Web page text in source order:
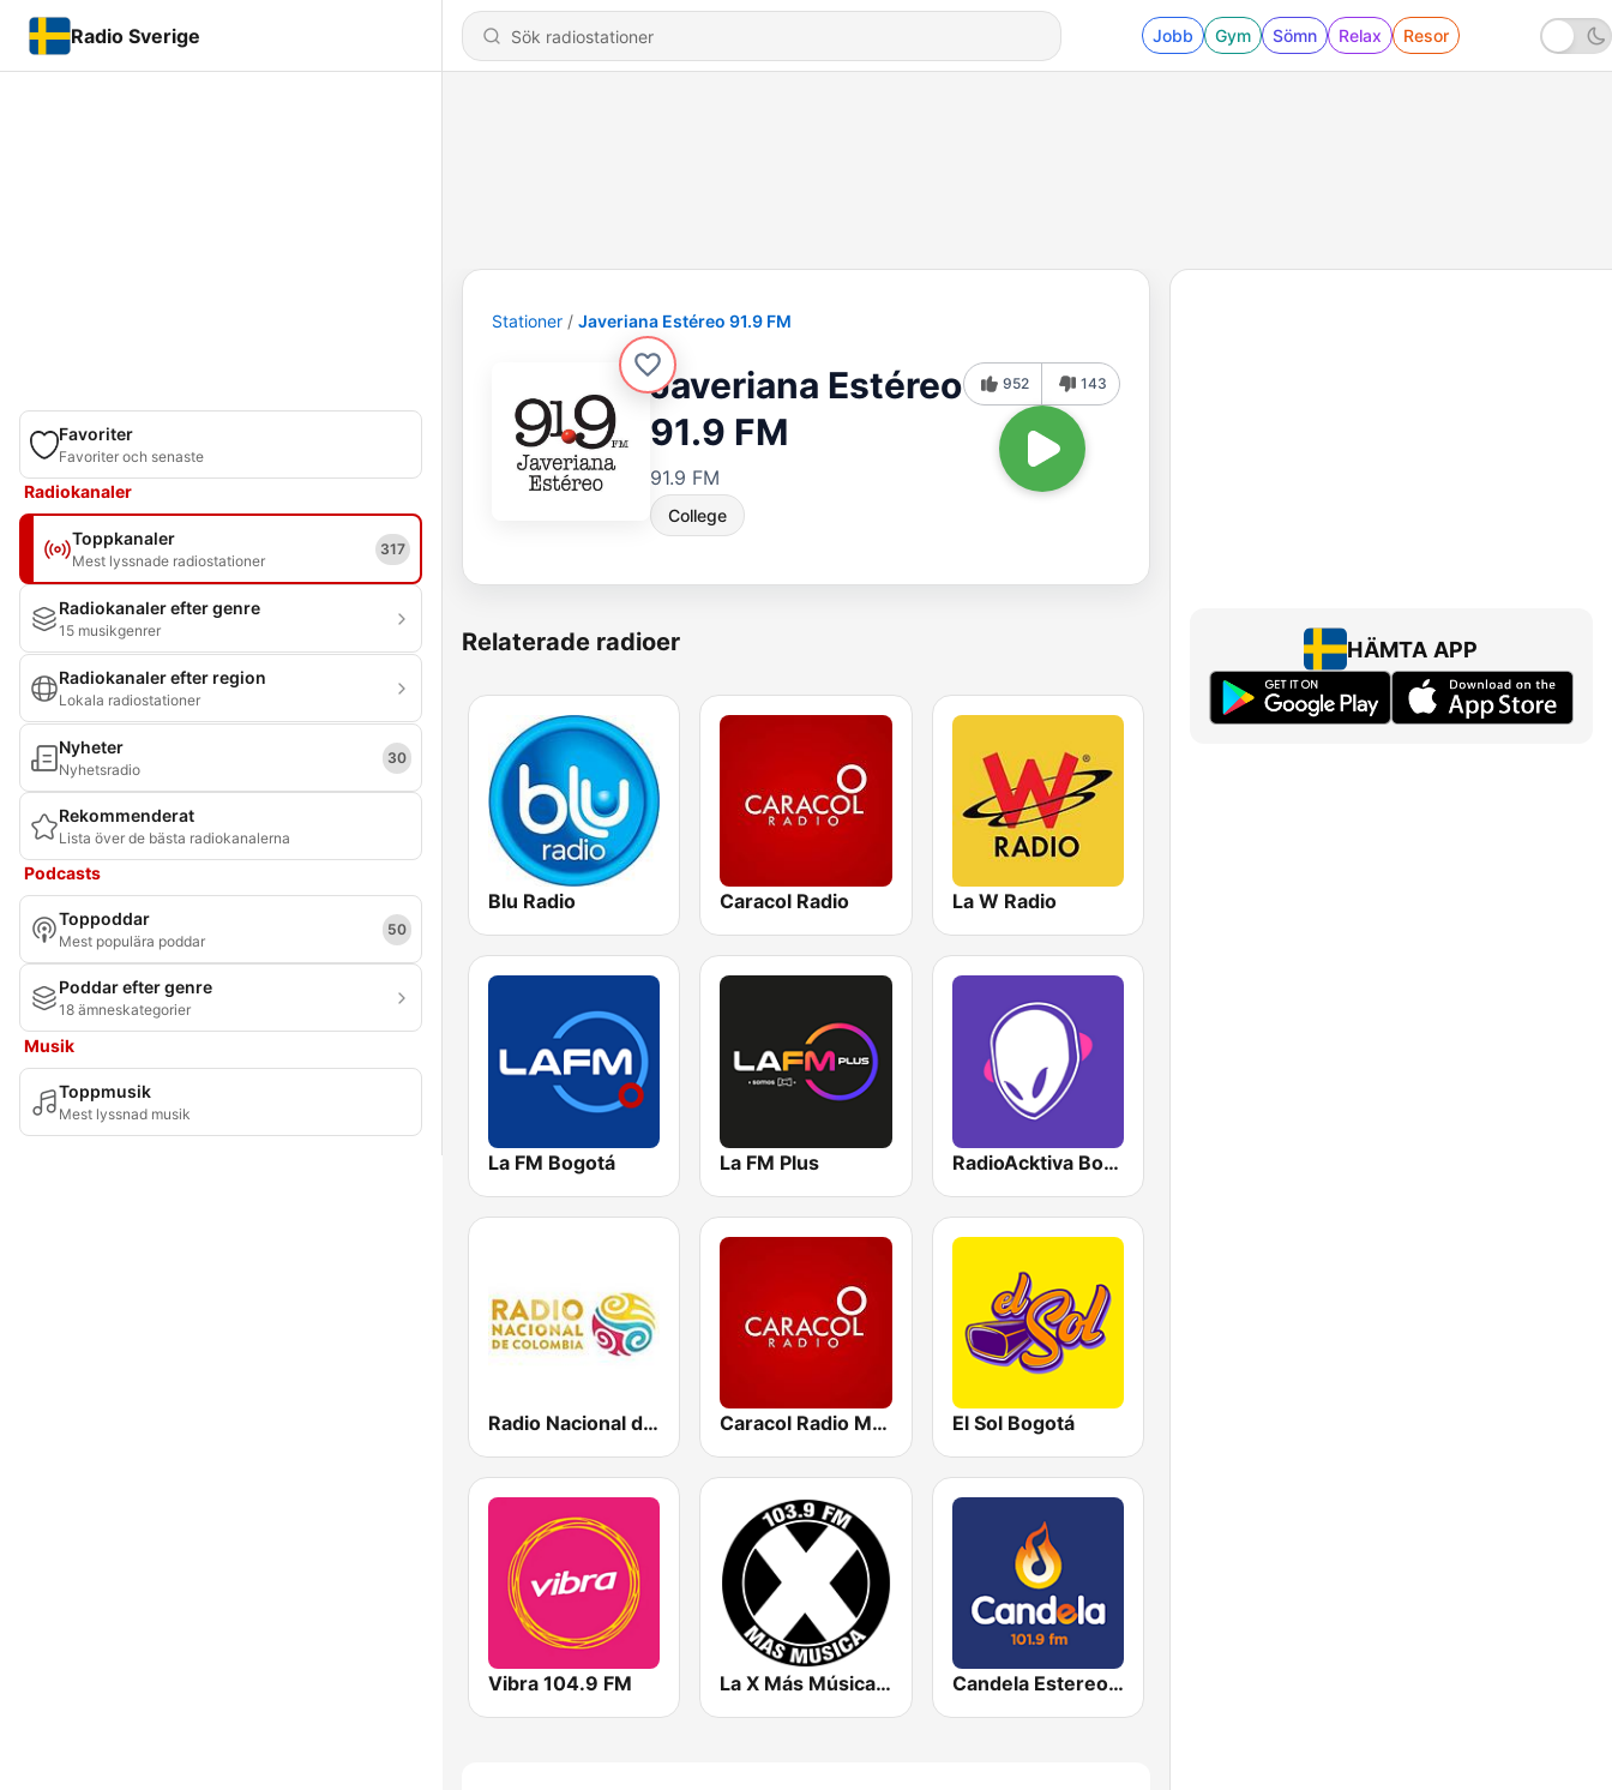
Radio Sverige Jobb Gym Sömn Relax Resor
Favoriter
Favoriter och senaste
Radiokanaler
Toppkanaler
Mest lyssnade radiostationer
317
Radiokanaler efter genre
15 musikgenrer
Radiokanaler efter region
Lokala radiostationer
Nyheter
Nyhetsradio
30
Rekommenderat
Lista över de bästa radiokanalerna
Podcasts
Toppoddar
Mest populära poddar
50
Poddar efter genre
18 ämneskategorier
Musik
Toppmusik
Mest lyssnad musik
Stationer Javeriana Estéreo 91.9 FM
Javeriana Estéreo
91.9 FM
91.9 FM
College
952 143
Relaterade radioer
Blu Radio Caracol Radio La W Radio
La FM Bogotá La FM Plus RadioAcktiva Bogotá
Radio Nacional de Colombia Bogotá 95.9 FM Caracol Radio Medellín El Sol Bogotá
Vibra 104.9 FM La X Más Música 103.9 FM Candela Estereo 101.9 FM
HÄMTA APP